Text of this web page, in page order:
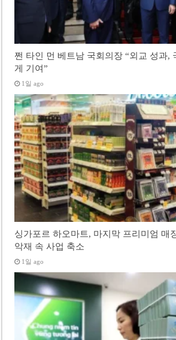
쩐 타인 먼 베트남 국회의장 “외교 성과,
게 기여”
1일 ago
싱가포르 하오마트, 마지막 프리미엄 매
악재 속 사업 축소
1일 ago